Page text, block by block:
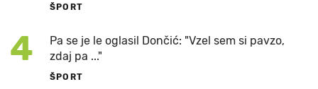
ŠPORT
4
Pa se je le oglasil Dončić: "Vzel sem si pavzo,
zdaj pa ..."
ŠPORT